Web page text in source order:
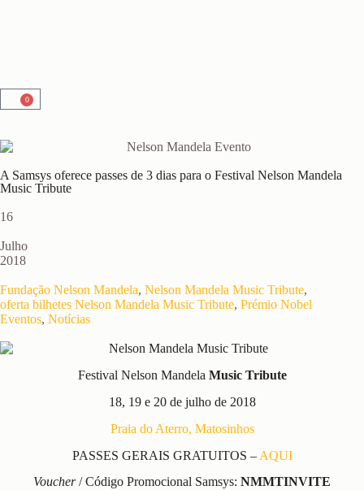
0
A Samsys oferece passes de 3 dias para o Festival Nelson Mandela
Music Tribute
16
Julho
2018
Fundação Nelson Mandela, Nelson Mandela Music Tribute,
oferta bilhetes Nelson Mandela Music Tribute, Prémio Nobel
Eventos, Notícias
Festival Nelson Mandela Music Tribute
18, 19 e 20 de julho de 2018
Praia do Aterro, Matosinhos
PASSES GERAIS GRATUITOS – AQUI
Voucher/ Código Promocional Samsys: NMMTINVITE